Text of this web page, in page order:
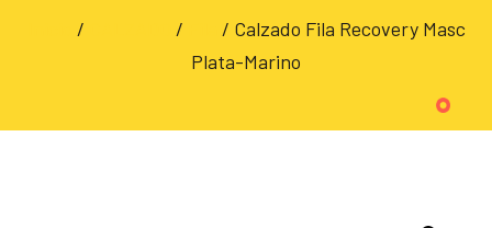
/ /
/ Calzado Fila Recovery Masc
Plata-Marino